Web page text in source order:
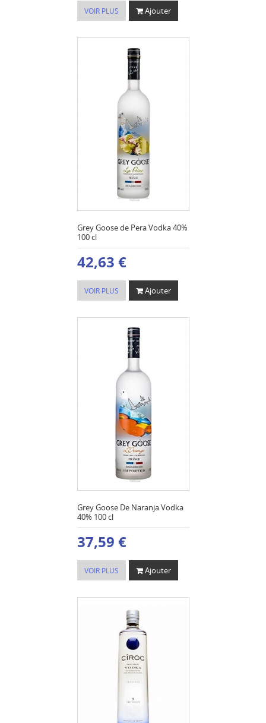
VOIR PLUS Ajouter
Grey Goose de Pera Vodka 40%
100 cl
42,63 €
VOIR PLUS Ajouter
Grey Goose De Naranja Vodka
40% 100 cl
37,59 €
VOIR PLUS Ajouter